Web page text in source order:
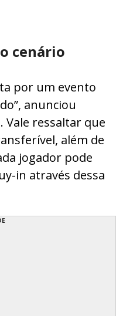
cenário
por um evento
anunciou
Vale ressaltar que
além de
jogador pode
in através dessa